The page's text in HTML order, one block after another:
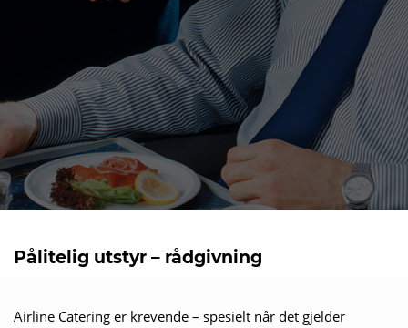
Pålitelig utstyr – rådgivning
Airline Catering er krevende – spesielt når det gjelder